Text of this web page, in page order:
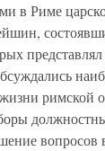
в Риме
римской